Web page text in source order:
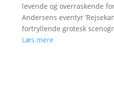
levende og overraskende
Andersens eventyr
fortryllende grotesk
Læs mere